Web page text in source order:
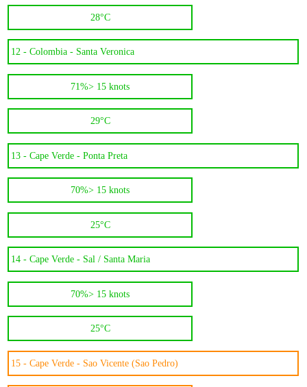
28°C
12 -Colombia - Santa Veronica
71%> 15 knots
29°C
13 -Cape Verde - Ponta Preta
70%> 15 knots
25°C
14 -Cape Verde - Sal / Santa Maria
70%> 15 knots
25°C
15 -Cape Verde - Sao Vicente (Sao Pedro)